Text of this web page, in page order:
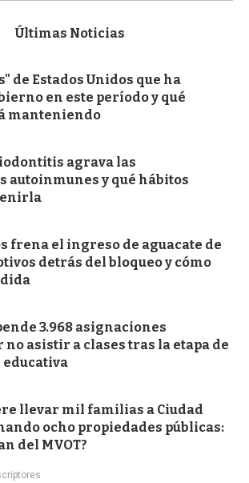
Últimas Noticias
de Estados Unidos que ha
en este período y qué
manteniendo
agrava las
autoinmunes y qué hábitos
frena el ingreso de aguacate de
detrás del bloqueo y cómo
3.968 asignaciones
asistir a clases tras la etapa de
llevar mil familias a Ciudad
ocho propiedades públicas:
del MVOT?